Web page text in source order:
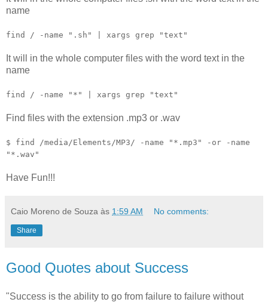
name
find / -name ".sh" | xargs grep "text"
It will in the whole computer files with the word text in the
name
find / -name "*" | xargs grep "text"
Find files with the extension .mp3 or .wav
$ find /media/Elements/MP3/ -name "*.mp3" -or -name
"*.wav"
Have Fun!!!
Caio Moreno de Souza às 1:59 AM No comments:
Share
Good Quotes about Success
"Success is the ability to go from failure to failure without